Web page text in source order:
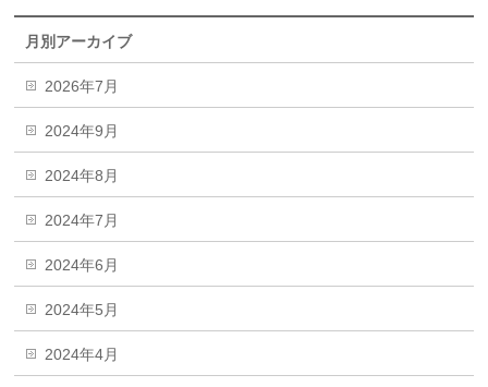
月別アーカイブ
2026年7月
2024年9月
2024年8月
2024年7月
2024年6月
2024年5月
2024年4月